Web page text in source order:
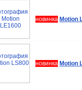
новинка Motion
новинка Motion